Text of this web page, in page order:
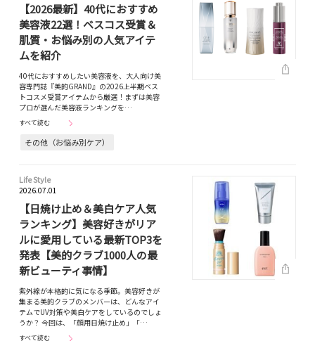
【2026最新】40代におすすめ
美容液22選！ベスコス受賞＆
肌質・お悩み別の人気アイテ
ムを紹介
40代におすすめしたい美容液を、大人向け美
容専門誌『美的GRAND』の2026上半期ベス
トコスメ受賞アイテムから厳選！まずは美容
プロが選んだ美容液ランキングを…
すべて読む
その他（お悩み別ケア）
Life Style
2026.07.01
【日焼け止め＆美白ケア人気
ランキング】美容好きがリア
ルに愛用している最新TOP3を
発表【美的クラブ1000人の最
新ビューティ事情】
紫外線が本格的に気になる季節。美容好きが
集まる美的クラブのメンバーは、どんなアイ
テムでUV対策や美白ケアをしているのでしょ
うか？ 今回は、「顔用日焼け止め」「…
すべて読む